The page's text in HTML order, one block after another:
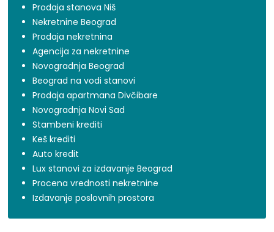
Prodaja stanova Niš
Nekretnine Beograd
Prodaja nekretnina
Agencija za nekretnine
Novogradnja Beograd
Beograd na vodi stanovi
Prodaja apartmana Divčibare
Novogradnja Novi Sad
Stambeni krediti
Keš krediti
Auto kredit
Lux stanovi za izdavanje Beograd
Procena vrednosti nekretnine
Izdavanje poslovnih prostora